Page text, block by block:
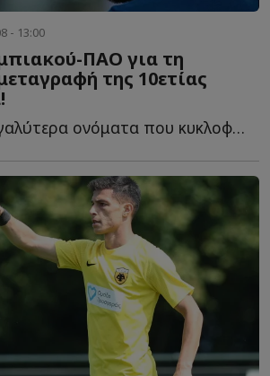
- 13:00
ΠΑΟ για τη
της 10ετίας
Ένα από τα μεγαλύτερα ονόματα που κυκλοφορούν αυτή τ...